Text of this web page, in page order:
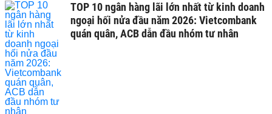
TOP 10 ngân hàng lãi lớn nhất từ kinh doanh
ngoại hối nửa đầu năm 2026: Vietcombank
quán quân, ACB dẫn đầu nhóm tư nhân